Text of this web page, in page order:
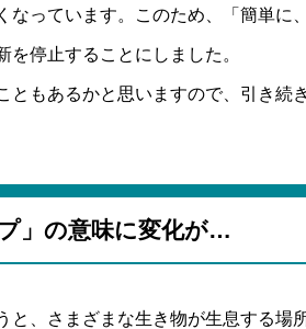
なっています。このため、「簡単に
を停止することにしました。
ともあるかと思いますので、引き続
」の意味に変化が…
と、さまざまな生き物が生息する場